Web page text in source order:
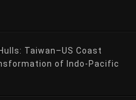
Taiwan–US Coast
of Indo-Pacific